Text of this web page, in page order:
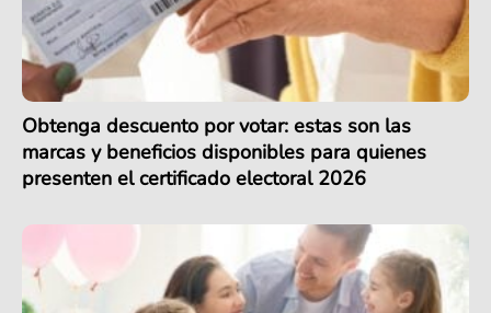
Obtenga descuento por votar: estas son las
marcas y beneficios disponibles para quienes
presenten el certificado electoral 2026